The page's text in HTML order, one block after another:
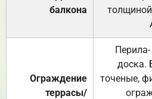
балкона
Ограждение
террасы/
Перила-
доска.
точеные,